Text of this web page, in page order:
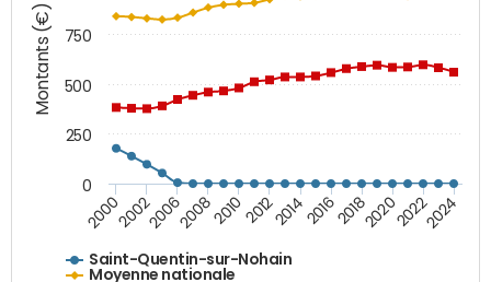
Montants (€)
Saint-Quentin-sur-Nohain
Moyenne nationale
200020022006200820102012201420162018202020222024
0
250
500
750